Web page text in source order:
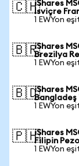
🇨🇭iShares
İsviçre
1 EWYon
🇧🇷iShares
Brezilya
1 EWYon
🇧🇩iShares
Bangladeş
1 EWYon
🇵🇭iShares
Filipin
1 EWYon